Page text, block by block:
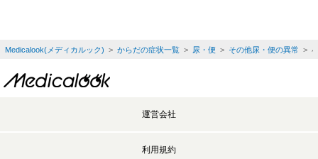
Medicalook(メディカルック) > からだの症状一覧> 尿・便> その他尿・便の異常 >
運営会社
利用規約